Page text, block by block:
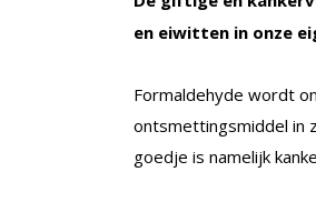
en eiwitten in onze
Formaldehyde wordt
ontsmettingsmiddel in
goedje is namelijk